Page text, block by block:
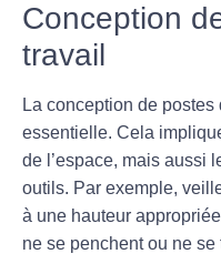
Conception
travail
La conception de postes
essentielle. Cela
de l’espace, mais aussi
outils. Par exemple,
à une hauteur
ne se penchent ou ne se